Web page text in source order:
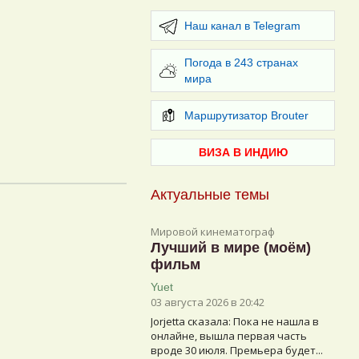
Наш канал в Telegram
Погода в 243 странах
мира
Маршрутизатор Brouter
ВИЗА В ИНДИЮ
Актуальные темы
Мировой кинематограф
Лучший в мире (моём)
фильм
Yuet
03 августа 2026 в 20:42
Jorjetta сказалa: Пока не нашла в
онлайне, вышла первая часть
вроде 30 июля. Премьера будет...